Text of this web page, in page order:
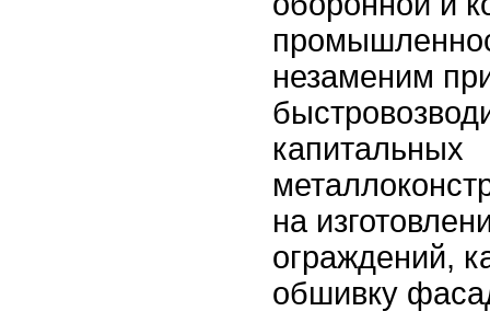
незаменим
капитальных
на
ограждений,
обшивку